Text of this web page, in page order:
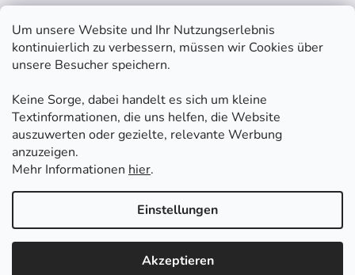
Um unsere Website und Ihr Nutzungserlebnis
kontinuierlich zu verbessern, müssen wir Cookies über
unsere Besucher speichern.
Keine Sorge, dabei handelt es sich um kleine
Textinformationen, die uns helfen, die Website
auszuwerten oder gezielte, relevante Werbung
anzuzeigen.
Mehr Informationen hier.
Einstellungen
Akzeptieren
Kontakt
eshop
Erstellt von Shoptet Premium